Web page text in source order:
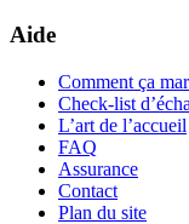
Aide
Comment ça
Check-list
L’art de l’accueil
FAQ
Assurance
Contact
Plan du site